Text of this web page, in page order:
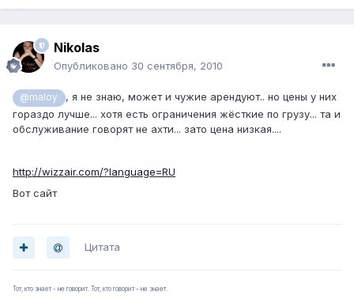
Nikolas
Опубликовано 30 сентября, 2010
@maloy
, я не знаю, может и чужие арендуют.. но цены у них
гораздо лучше... хотя есть ограничения жёсткие по грузу... та и
обслуживание говорят не ахти... зато цена низкая....
http://wizzair.com/?language=RU
Вот сайт
Цитата
Тот, кто знает - не говорит. Тот, кто говорит - не знает.